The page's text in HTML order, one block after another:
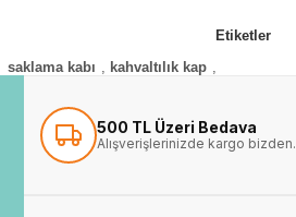
Etiketler
saklama kabı
kahvaltılık kap
500 TL Üzeri Bedava
Alışverişlerinizde kargo bizden.